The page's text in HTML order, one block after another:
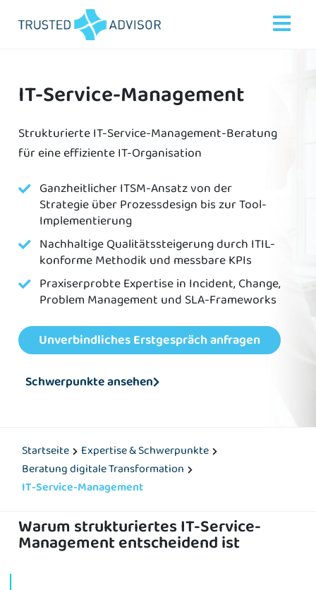
IT-Service-Management
Strukturierte IT-Service-Management-Beratung
für eine effiziente IT-Organisation
Ganzheitlicher ITSM-Ansatz von der
Strategie über Prozessdesign bis zur Tool-
Implementierung
Nachhaltige Qualitätssteigerung durch ITIL-
konforme Methodik und messbare KPIs
Praxiserprobte Expertise in Incident, Change,
Problem Management und SLA-Frameworks
Unverbindliches Erstgespräch anfragen
Schwerpunkte ansehen
Startseite
Expertise & Schwerpunkte
Beratung digitale Transformation
IT-Service-Management
Warum strukturiertes IT-Service-
Management entscheidend ist